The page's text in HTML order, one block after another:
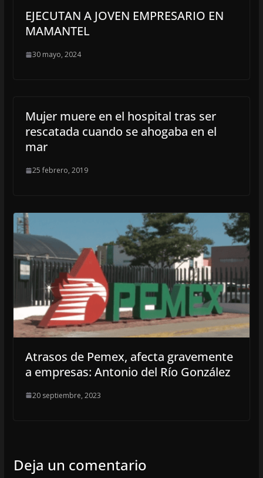
EJECUTAN A JOVEN EMPRESARIO EN
MAMANTEL
30 mayo, 2024
Mujer muere en el hospital tras ser
rescatada cuando se ahogaba en el
mar
25 febrero, 2019
Atrasos de Pemex, afecta gravemente
a empresas: Antonio del Río González
20 septiembre, 2023
Deja un comentario